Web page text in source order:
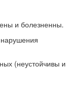
и болезненны.
(неустойчивы и